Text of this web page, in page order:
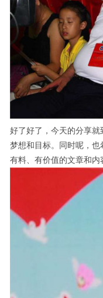
好了好了，今天的分享
梦想和目标。同时呢，
有料、有价值的文章和